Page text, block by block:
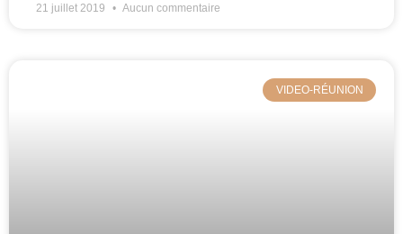
21 juillet 2019 Aucun commentaire
VIDEO-RÉUNION